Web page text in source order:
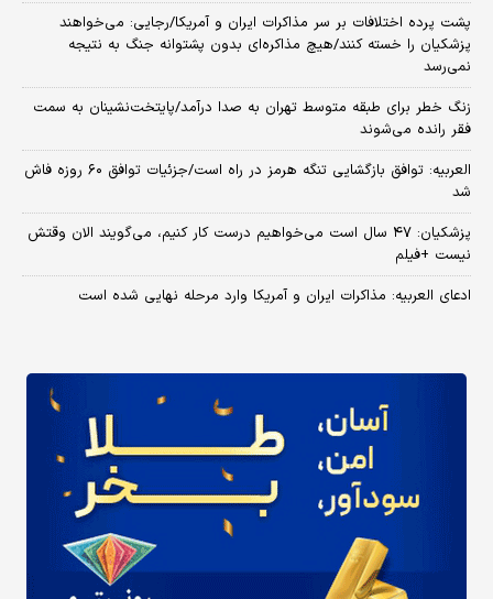
پشت پرده اختلافات بر سر مذاکرات ایران و آمریکا/رجایی: می‌خواهند
پزشکیان را خسته کنند/هیچ مذاکره‌ای بدون پشتوانه جنگ به نتیجه
نمی‌رسد
زنگ خطر برای طبقه متوسط تهران به صدا درآمد/پایتخت‌نشینان به سمت
فقر رانده می‌شوند
العربیه: توافق بازگشایی تنگه هرمز در راه است/جزئیات توافق ۶۰ روزه فاش
شد
پزشکیان: ۴۷ سال است می‌خواهیم درست کار کنیم، می‌گویند الان وقتش
نیست +فیلم
ادعای العربیه: مذاکرات ایران و آمریکا وارد مرحله نهایی شده است